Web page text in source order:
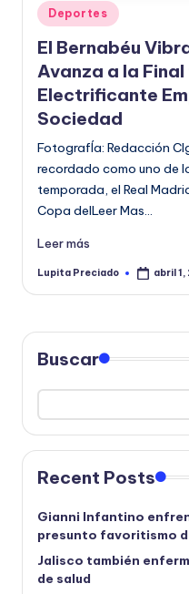
o
r
m
a
ti
v
a
Publicado
en
Deportes
El Bernabéu
Avanza a la
Electrificante
Sociedad
FotografÍa: Redacción
recordado como uno de
temporada, el Real
Copa delLeer Mas…
Leer más
Publicado
Lupita Preciado abril 1,
Buscar
Recent Posts
Gianni Infantino
presunto favoritismo
Jalisco también
de salud